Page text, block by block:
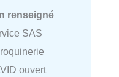
renseigné
SAS
ouvert